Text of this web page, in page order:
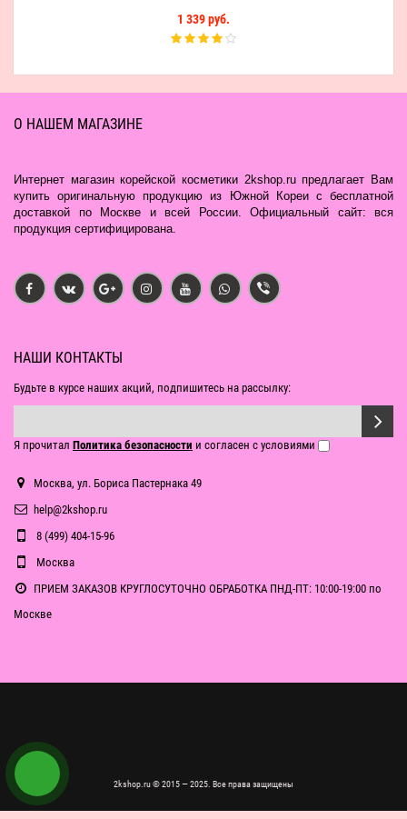
1 339 руб.
О НАШЕМ МАГАЗИНЕ
Интернет магазин корейской косметики 2kshop.ru предлагает Вам
купить оригинальную продукцию из Южной Кореи с бесплатной
доставкой по Москве и всей России. Официальный сайт: вся
продукция сертифицирована.
НАШИ КОНТАКТЫ
Будьте в курсе наших акций, подпишитесь на рассылку:
Я прочитал Политика безопасности и согласен с условиями
Москва, ул. Бориса Пастернака 49
help@2kshop.ru
8 (499) 404-15-96
Москва
ПРИЕМ ЗАКАЗОВ КРУГЛОСУТОЧНО ОБРАБОТКА ПНД-ПТ: 10:00-19:00 по
Москве
2kshop.ru © 2015 — 2025. Все права защищены